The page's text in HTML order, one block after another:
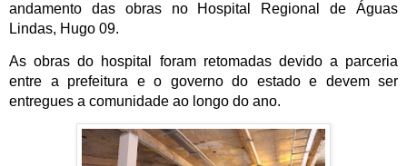
andamento das obras no Hospital Regional de Águas
Lindas, Hugo 09.
As obras do hospital foram retomadas devido a parceria
entre a prefeitura e o governo do estado e devem ser
entregues a comunidade ao longo do ano.